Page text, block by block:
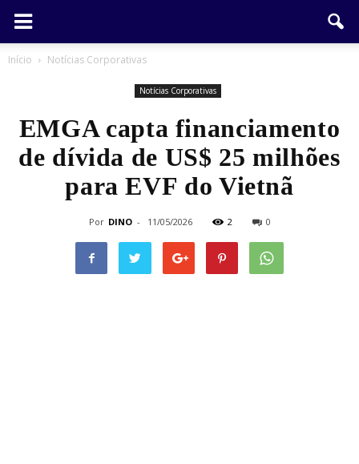
Início Notícias Corporativas
Notícias Corporativas
EMGA capta financiamento
de dívida de US$ 25 milhões
para EVF do Vietnã
Por DINO - 11/05/2026 2 0